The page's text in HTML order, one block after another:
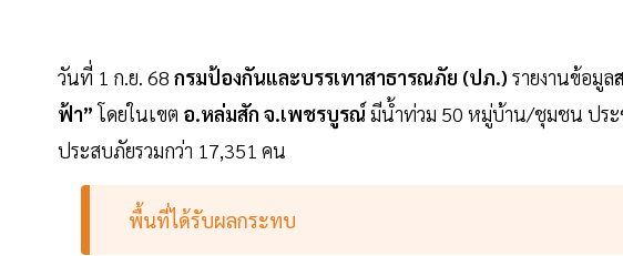
วันที่ 1 ก.ย. 68 กรมป้องกันและบรรเทาสาธารณภัย (ปภ.) รายงานข้อมูล
ฟ้า”โดยในเขต อ.หล่มสัก จ.เพชรบูรณ์ มีน้ำท่วม 50 หมู่บ้าน/ชุมชน ประ
ประสบภัยรวมกว่า 17,351 คน
พื้นที่ได้รับผลกระทบ